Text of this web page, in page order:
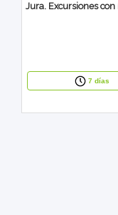
Jura. Excursiones
7 días